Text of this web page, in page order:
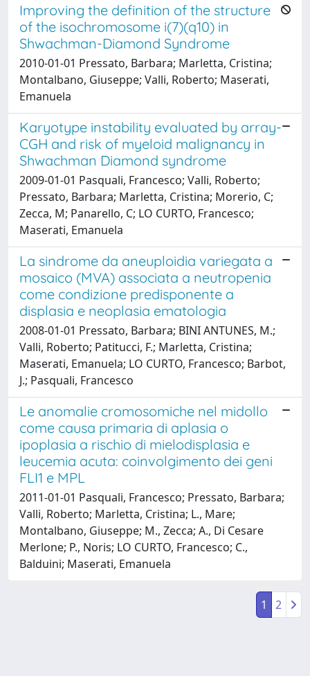
Improving the definition of the structure
of the isochromosome i(7)(q10) in
Shwachman-Diamond Syndrome
2010-01-01 Pressato, Barbara; Marletta, Cristina;
Montalbano, Giuseppe; Valli, Roberto; Maserati,
Emanuela
Karyotype instability evaluated by array-
CGH and risk of myeloid malignancy in
Shwachman Diamond syndrome
2009-01-01 Pasquali, Francesco; Valli, Roberto;
Pressato, Barbara; Marletta, Cristina; Morerio, C;
Zecca, M; Panarello, C; LO CURTO, Francesco;
Maserati, Emanuela
La sindrome da aneuploidia variegata a
mosaico (MVA) associata a neutropenia
come condizione predisponente a
displasia e neoplasia ematologia
2008-01-01 Pressato, Barbara; BINI ANTUNES, M.;
Valli, Roberto; Patitucci, F.; Marletta, Cristina;
Maserati, Emanuela; LO CURTO, Francesco; Barbot,
J.; Pasquali, Francesco
Le anomalie cromosomiche nel midollo
come causa primaria di aplasia o
ipoplasia a rischio di mielodisplasia e
leucemia acuta: coinvolgimento dei geni
FLI1 e MPL
2011-01-01 Pasquali, Francesco; Pressato, Barbara;
Valli, Roberto; Marletta, Cristina; L., Mare;
Montalbano, Giuseppe; M., Zecca; A., Di Cesare
Merlone; P., Noris; LO CURTO, Francesco; C.,
Balduini; Maserati, Emanuela
1 2